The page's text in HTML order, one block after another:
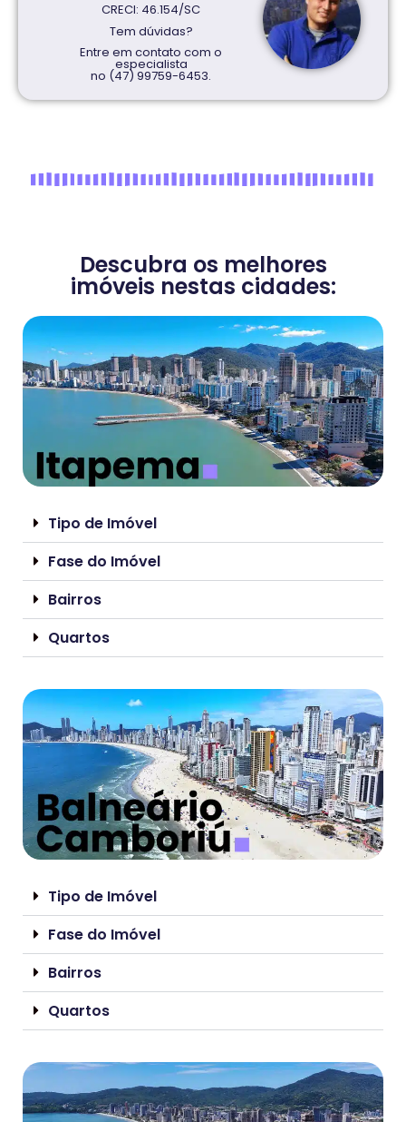
CRECI: 46.154/SC
Tem dúvidas?
Entre em contato com o
especialista
no (47) 99759-6453.
Descubra os melhores
imóveis nestas cidades:
Tipo de Imóvel
Fase do Imóvel
Bairros
Quartos
Tipo de Imóvel
Fase do Imóvel
Bairros
Quartos